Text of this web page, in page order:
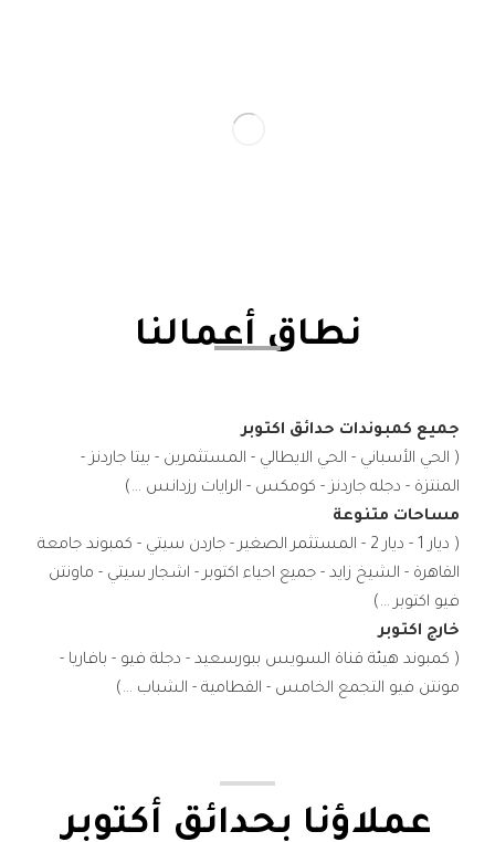
نطاق أعمالنا
جميع كمبوندات حدائق اكتوبر
( الحي الأسباني - الحي الايطالي - المستثمرين - بيتا جاردنز -
المنتزة - دجله جاردنز - كومكس - الرايات رزدانس ...)
مساحات متنوعة
( ديار 1 - ديار 2 - المستثمر الصغير - جاردن سيتي - كمبوند جامعة
القاهرة - الشيخ زايد - جميع احياء اكتوبر - اشجار سيتي - ماونتن
فيو اكتوبر ...)
خارج اكتوبر
( كمبوند هيئة قناة السويس ببورسعيد - دجلة فيو - بافاريا -
مونتن فيو التجمع الخامس - القطامية - الشباب ...)
عملاؤنا بحدائق أكتوبر